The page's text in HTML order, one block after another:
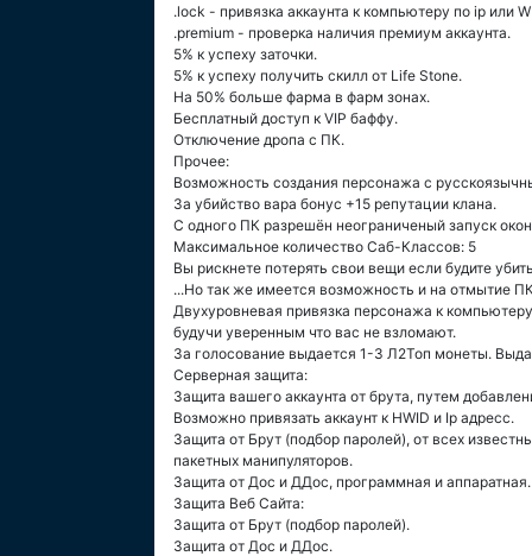
.lock - привязка аккаунта к компьютеру по ip или
.premium - проверка наличия премиум аккаунта.
5% к успеху заточки.
5% к успеху получить скилл от Life Stone.
На 50% больше фарма в фарм зонах.
Бесплатный доступ к VIP баффу.
Отключение дропа с ПК.
Прочее:
Возможность создания персонажа с
За убийство вара бонус +15 репутации клана.
С одного ПК разрешён неограниченый запуск
Максимальное количество Саб-Классов: 5
Вы рискнете потерять свои вещи если будите
...Но так же имеется возможность и на отмытие
Двухуровневая привязка персонажа к
будучи уверенным что вас не взломают.
За голосование выдается 1-3 Л2Топ монеты.
Серверная защита:
Защита вашего аккаунта от брута, путем
Возможно привязать аккаунт к HWID и Ip адресс.
Защита от Брут (подбор паролей), от всех
пакетных манипуляторов.
Защита от Дос и ДДос, программная и аппаратная.
Защита Веб Сайта:
Защита от Брут (подбор паролей).
Защита от Дос и ДДос.